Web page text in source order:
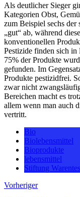
Als deutlicher Sieger
Kategorien Obst,
zum Beispiel sechs
„gut“ ab, während
konventionellen
Pestizide finden sich
75% der Produkte
gefunden. Im
Produkte pestizidfrei.
zwar nicht
Bereichen macht es
allem wenn man auch
vertritt.
Bio
Biolebensmittel
Bioprodukte
lebensmittel
Stiftung
Vorheriger